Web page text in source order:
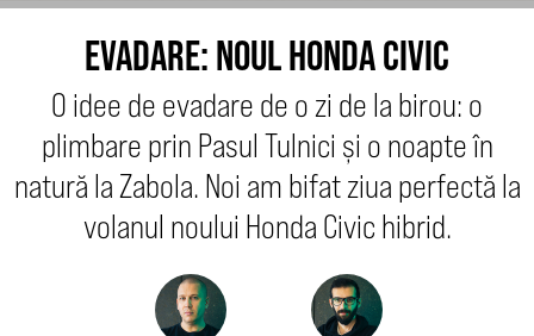
EVADARE: NOUL HONDA CIVIC
O idee de evadare de o zi de la birou: o
plimbare prin Pasul Tulnici și o noapte în
natură la Zabola. Noi am bifat ziua perfectă la
volanul noului Honda Civic hibrid.